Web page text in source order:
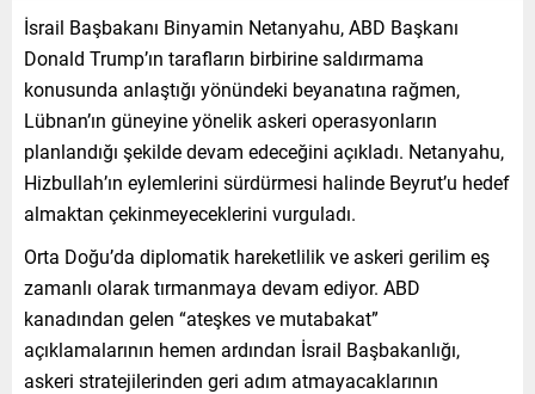
İsrail Başbakanı Binyamin Netanyahu, ABD Başkanı
Donald Trump’ın tarafların birbirine saldırmama
konusunda anlaştığı yönündeki beyanatına rağmen,
Lübnan’ın güneyine yönelik askeri operasyonların
planlandığı şekilde devam edeceğini açıkladı. Netanyahu,
Hizbullah’ın eylemlerini sürdürmesi halinde Beyrut’u hedef
almaktan çekinmeyeceklerini vurguladı.
Orta Doğu’da diplomatik hareketlilik ve askeri gerilim eş
zamanlı olarak tırmanmaya devam ediyor. ABD
kanadından gelen “ateşkes ve mutabakat”
açıklamalarının hemen ardından İsrail Başbakanlığı,
askeri stratejilerinden geri adım atmayacaklarının